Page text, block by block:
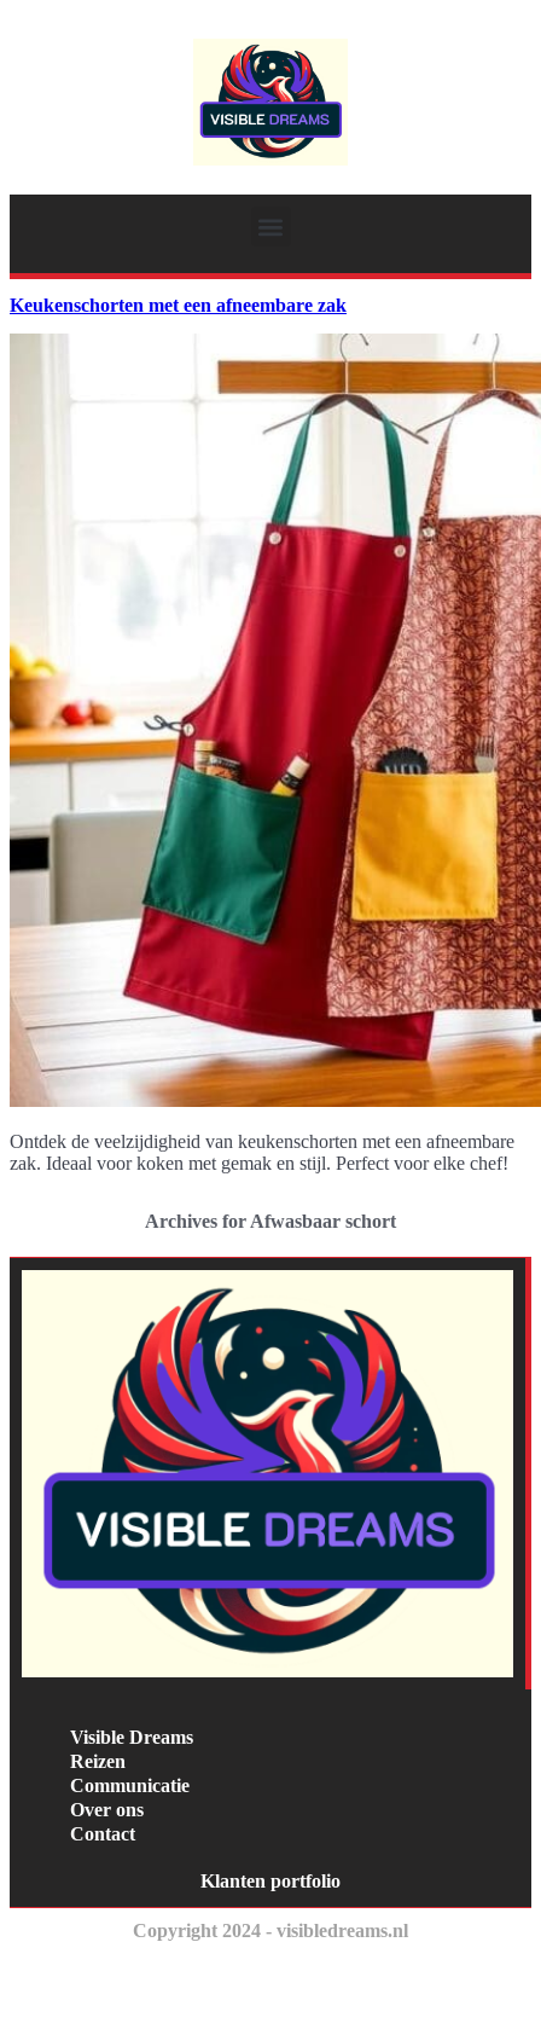
Keukenschorten met een afneembare zak
Ontdek de veelzijdigheid van keukenschorten met een afneembare
zak. Ideaal voor koken met gemak en stijl. Perfect voor elke chef!
Archives for Afwasbaar schort
Visible Dreams
Reizen
Communicatie
Over ons
Contact
Klanten portfolio
Copyright 2024 - visibledreams.nl